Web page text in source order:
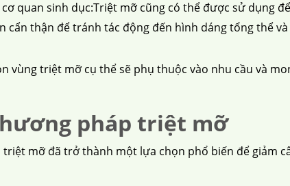
quan sinh dục:Triệt mỡ cũng có thể được sử dụng
cẩn thận để tránh tác động đến hình dáng tổng thể
vùng triệt mỡ cụ thể sẽ phụ thuộc vào nhu cầu và
pháp triệt mỡ
mỡ đã trở thành một lựa chọn phổ biến để giảm